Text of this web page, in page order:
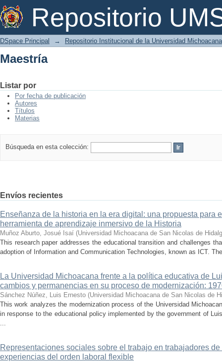
Repositorio
Maestría
DSpace Principal → Repositorio Institucional de la Universidad
Maestría
Listar por
Por fecha de publicación
Autores
Títulos
Materias
Búsqueda en esta colección:
Envíos recientes
Enseñanza de la historia en la era digital: una propuesta para
herramienta de aprendizaje inmersivo de la Historia
Muñoz Aburto, Josué Isaí (Universidad Michoacana de San Nicolas de
This research paper addresses the educational transition and challenges
adoption of Information and Communication Technologies, known as ICT.
La Universidad Michoacana frente a la política educativa de
cambios y permanencias en su proceso de modernización:
Sánchez Núñez, Luis Ernesto (Universidad Michoacana de San Nicolas de
This work analyzes the modernization process of the Universidad
in response to the educational policy implemented by the government of
...
Representaciones sociales sobre el trabajo en trabajadores
experiencias del orden laboral flexible